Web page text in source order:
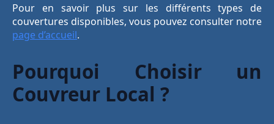
Pour en savoir plus sur les différents types de
couvertures disponibles, vous pouvez consulter notre
page d’accueil.
Pourquoi Choisir un
Couvreur Local ?